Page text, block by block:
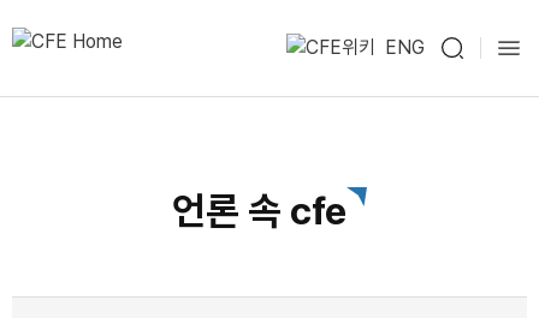
ENG
언론 속 cfe